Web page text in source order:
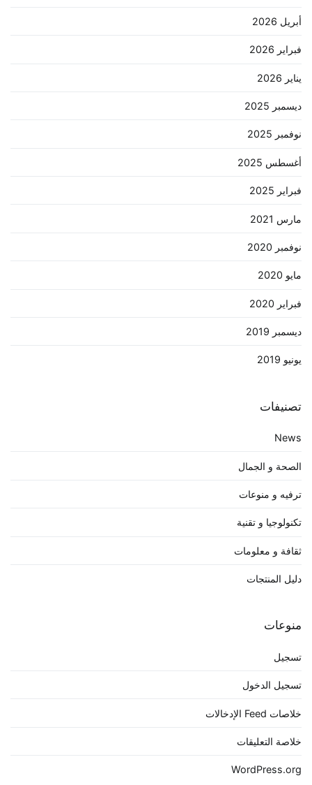
أبريل 2026
فبراير 2026
يناير 2026
ديسمبر 2025
نوفمبر 2025
أغسطس 2025
فبراير 2025
مارس 2021
نوفمبر 2020
مايو 2020
فبراير 2020
ديسمبر 2019
يونيو 2019
تصنيفات
News
الصحة و الجمال
ترفيه و منوعات
تكنولوجيا و تقنية
ثقافة و معلومات
دليل المنتجات
منوعات
تسجيل
تسجيل الدخول
خلاصات Feed الإدخالات
خلاصة التعليقات
WordPress.org